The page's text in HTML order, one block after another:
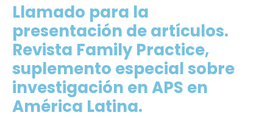
Llamado para la
presentación de artículos.
Revista Family Practice,
suplemento especial sobre
investigación en APS en
América Latina.